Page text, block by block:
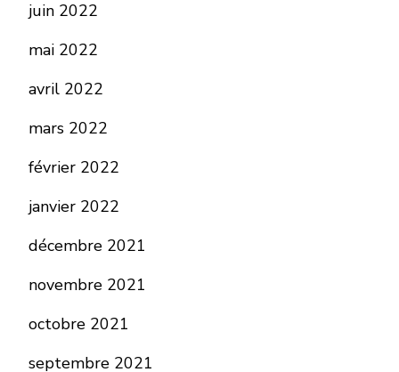
juin 2022
mai 2022
avril 2022
mars 2022
février 2022
janvier 2022
décembre 2021
novembre 2021
octobre 2021
septembre 2021